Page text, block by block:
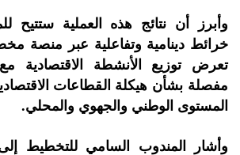
وأبرز أن نتائج هذه العملية ستتيح
خرائط دينامية وتفاعلية عبر منصة
تعرض توزيع الأنشطة الاقتصادية
مفصلة بشأن هيكلة القطاعات
المستوى الوطني والجهوي والمحلي.
وأشار المندوب السامي للتخطيط